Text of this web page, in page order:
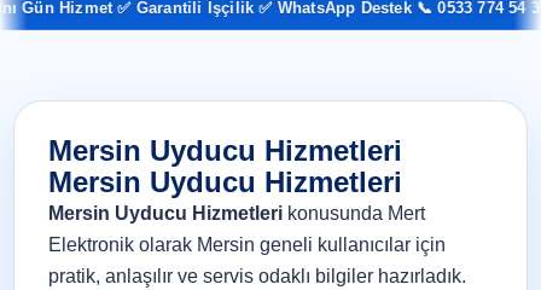
Hizmet ✅ Garantili İşçilik ✅ WhatsApp Destek 📞 0533 774 54 37
Mersin Uyducu Hizmetleri
Mersin Uyducu Hizmetleri
Mersin Uyducu Hizmetleri konusunda Mert
Elektronik olarak Mersin geneli kullanıcılar için
pratik, anlaşılır ve servis odaklı bilgiler hazırladık.